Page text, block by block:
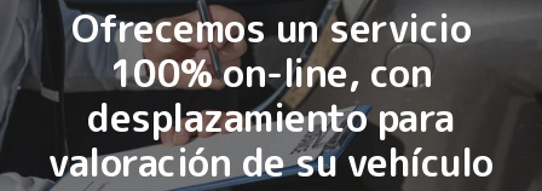
Ofrecemos un servicio
100% on-line, con
desplazamiento para
valoración de su vehículo